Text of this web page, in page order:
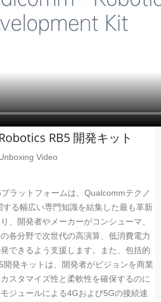
RB5 開発キット
Video
ラットフォームは、Qualcommテクノ
る幅広い専門知識を結集した最も革新
、開発者やメーカーがコンシューマ、
各分野で次世代の高演算、低消費電力
できるよう支援します。また、包括的
発キットは、開発者がビジョンを商業
スタマイズ性と柔軟性を確保するのに
ジュールによる4Gおよび5Gの接続速